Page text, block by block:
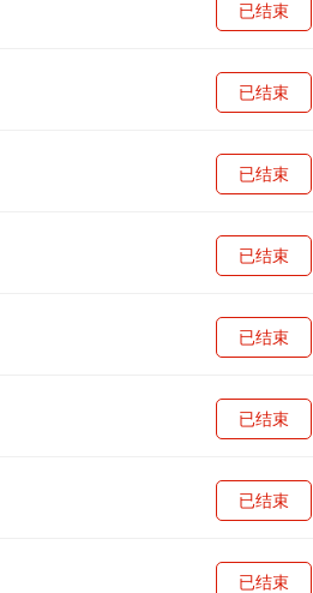
已结束
已结束
已结束
已结束
已结束
已结束
已结束
已结束